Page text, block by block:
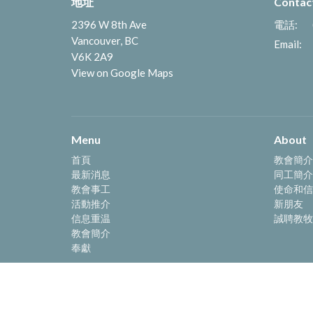
2396 W 8th Ave
Vancouver, BC
V6K 2A9
View on Google Maps
電話:
Email:
Menu
首頁
最新消息
教會事工
活動推介
信息重温
教會簡介
奉獻
About
教會簡介
同工簡介
使命和
新朋友
誠聘教牧